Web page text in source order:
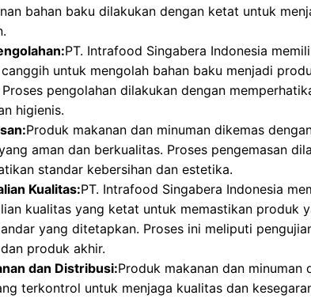
bahan baku dilakukan dengan ketat untuk
PT. Intrafood Singabera Indonesia
untuk mengolah bahan baku menjadi
Proses pengolahan dilakukan dengan
higienis.
Produk makanan dan minuman dikemas
aman dan berkualitas. Proses pengemasan
standar kebersihan dan estetika.
Kualitas:PT. Intrafood Singabera Indonesia
kualitas yang ketat untuk memastikan produk
yang ditetapkan. Proses ini meliputi
produk akhir.
dan Distribusi:Produk makanan dan minuman
terkontrol untuk menjaga kualitas dan